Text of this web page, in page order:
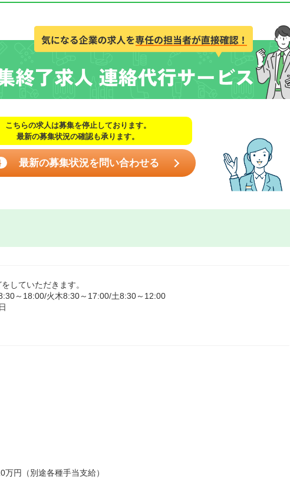
こちらの求人は募集を停止しております。
最新の募集状況の確認も承ります。
最新の募集状況を問い合わせる
していただきます。
～18:00/火木8:30～17:00/土8:30～12:00
円（別途各種手当支給）